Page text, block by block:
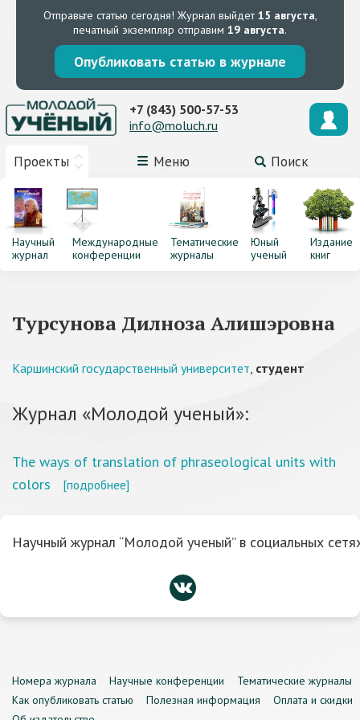
Отправьте статью сегодня! Журнал выйдет15 августа,
печатный экземпляр отправим 19 августа.
Опубликовать статью в журнале
Проекты Меню Поиск
+7 (843) 500-57-53
info@moluch.ru
Научный
журнал
Международные
конференции
Тематические
журналы
Юный
ученый
Издание
книг
Турсунова Дилноза Алишэровна
Каршинский государственный университет, студент
Журнал «Молодой ученый»:
The ways of translation of phraseological units with
colors
[подробнее]
Научный журнал “Молодой ученый” в социальных
Номера журнала Научные конференции
Тематические журналы
Как опубликовать статью
Полезная информация
Оплата и скидки